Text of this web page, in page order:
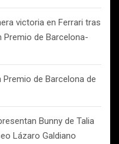
victoria en Ferrari tras
Premio de Barcelona-
de Barcelona de
Bunny de Talia
Lázaro Galdiano